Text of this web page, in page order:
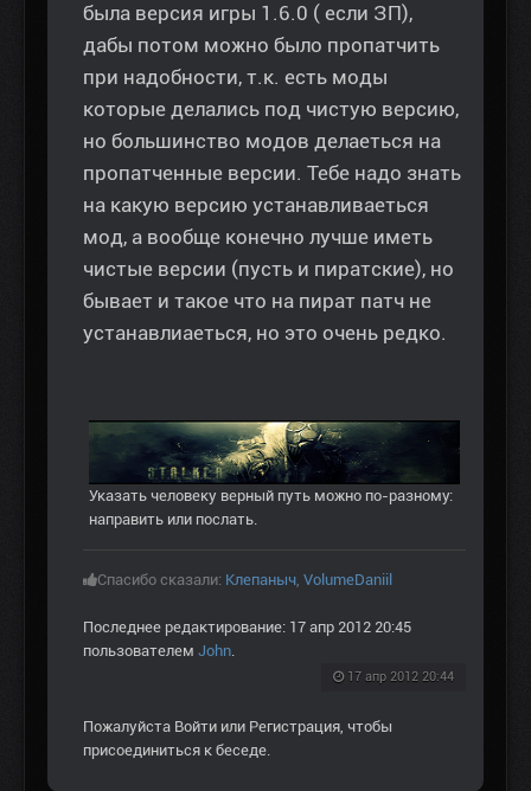
была версия игры 1.6.0 ( если ЗП),
дабы потом можно было пропатчить
при надобности, т.к. есть моды
которые делались под чистую версию,
но большинство модов делаеться на
пропатченные версии. Тебе надо знать
на какую версию устанавливаеться
мод, а вообще конечно лучше иметь
чистые версии (пусть и пиратские), но
бывает и такое что на пират патч не
устанавлиаеться, но это очень редко.
Указать человеку верный путь можно по-разному:
направить или послать.
Спасибо сказали: Клепаныч VolumeDaniil
Последнее редактирование: 17 апр 2012 20:45
пользователем John
17 апр 2012 20:44
Пожалуйста Войти или Регистрация , чтобы
присоединиться к беседе.